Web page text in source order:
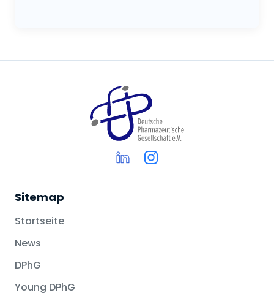
Sitemap
Startseite
News
DPhG
Young DPhG